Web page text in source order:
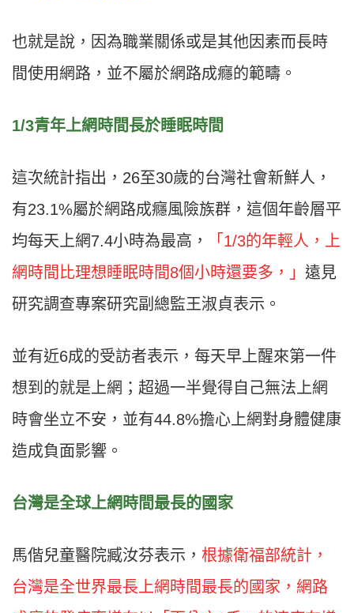
也就是說，因為職業關係或是其他因素而長時
間使用網路，並不屬於網路成癮的範疇。
1/3青年上網時間長於睡眠時間
這次統計指出，26至30歲的台灣社會新鮮人，
有23.1%屬於網路成癮風險族群，這個年齡層平
均每天上網7.4小時為最高，
「1/3的年輕人，上
網時間比理想睡眠時間8個小時還要多，」 遠見
研究調查專案研究副總監王淑貞表示。
並有近6成的受訪者表示，每天早上醒來第一件
想到的就是上網；超過一半覺得自己無法上網
時會坐立不安，並有44.8%擔心上網對身體健康
造成負面影響。
台灣是全球上網時間最長的國家
馬偕兒童醫院臧汝芬表示， 根據衛福部統計，
台灣是全世界最長上網時間最長的國家，網路